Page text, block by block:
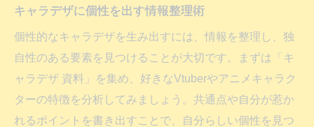
キャラデザに個性を出す情報整理術
個性的なキャラデザを生み出すには、情報を整理し、独
自性のある要素を見つけることが大切です。まずは「キ
ャラデザ 資料」を集め、好きなVtuberやアニメキャラク
ターの特徴を分析してみましょう。共通点や自分が惹か
れるポイントを書き出すことで、自分らしい個性を見つ